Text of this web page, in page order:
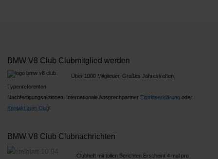
BMW V8 Club Clubmitglied werden
Über 1000 Mitglieder, Großes Jahrestreffen,
Typenreferenten
Nachfertigungsaktionen, Internationale Ansprechpartner Eintrittserklärung oder
Kontakt zum Club!
BMW V8 Club Clubnachrichten
Clubheft mit tollen Berichten Erscheint 4 mal pro